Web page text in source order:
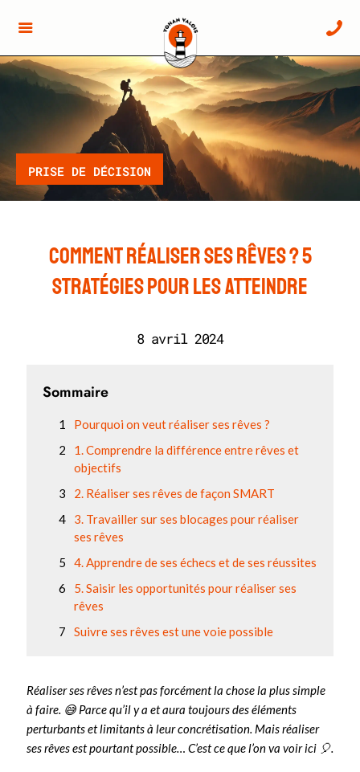
PRISE DE DÉCISION
Comment réaliser ses rêves ? 5
stratégies pour les atteindre
8 avril 2024
Sommaire
Pourquoi on veut réaliser ses rêves ?
1. Comprendre la différence entre rêves et
objectifs
2. Réaliser ses rêves de façon SMART
3. Travailler sur ses blocages pour réaliser
ses rêves
4. Apprendre de ses échecs et de ses réussites
5. Saisir les opportunités pour réaliser ses
rêves
Suivre ses rêves est une voie possible
Réaliser ses rêves n’est pas forcément la chose la plus simple
à faire. 😅 Parce qu’il y a et aura toujours des éléments
perturbants et limitants à leur concrétisation. Mais réaliser
ses rêves est pourtant possible… C’est ce que l’on va voir ici 🎈.